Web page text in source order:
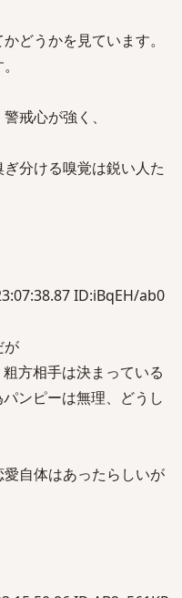
どうかを見ています。
戒心が強く、
分ける嗅覚は鋭い人た
ID:iBqEH/ab0
が
方相手は決まっている
ンピーは無理、どうし
自体はあったらしいが